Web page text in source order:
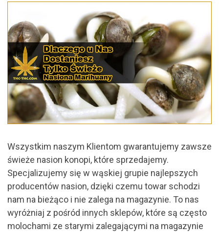
Wszystkim naszym Klientom gwarantujemy zawsze
świeże nasion konopi, które sprzedajemy.
Specjalizujemy się w wąskiej grupie najlepszych
producentów nasion, dzięki czemu towar schodzi
nam na bieżąco i nie zalega na magazynie. To nas
wyróżniaj z pośród innych sklepów, które są często
molochami ze starymi zalegającymi na magazynie